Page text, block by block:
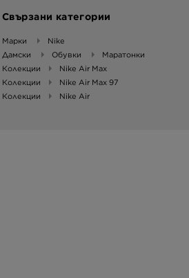
Свързани категории
Марки
Nike
Дамски
Обувки
Маратонки
Колекции
Nike Air Max
Колекции
Nike Air Max 97
Колекции
Nike Air